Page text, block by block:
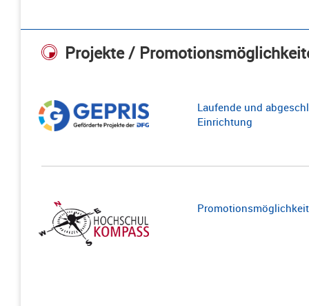
Projekte /
Laufende und
Einrichtung